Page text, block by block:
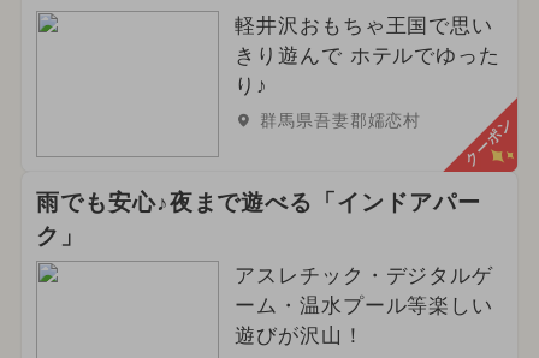
軽井沢おもちゃ王国で思い
きり遊んで ホテルでゆった
り♪
群馬県吾妻郡嬬恋村 クーポン
雨でも安心♪夜まで遊べる「インドアパー
ク」
アスレチック・デジタルゲ
ーム・温水プール等楽しい
遊びが沢山！